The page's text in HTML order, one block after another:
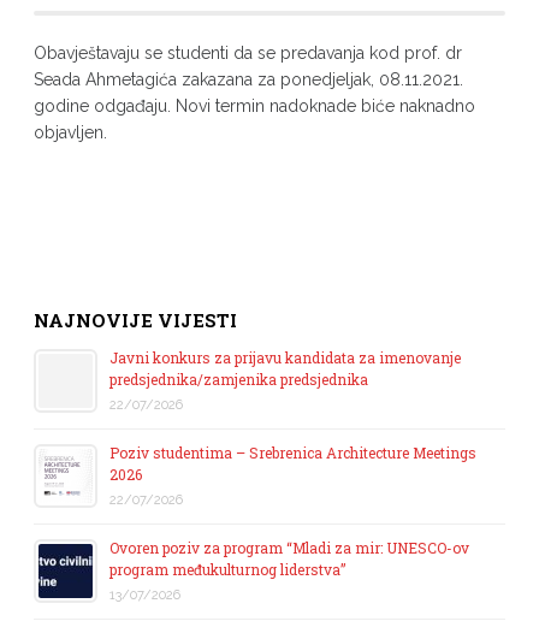
Obavještavaju se studenti da se predavanja kod prof. dr
Seada Ahmetagića zakazana za ponedjeljak, 08.11.2021.
godine odgađaju. Novi termin nadoknade biće naknadno
objavljen.
NAJNOVIJE VIJESTI
Javni konkurs za prijavu kandidata za imenovanje
predsjednika/zamjenika predsjednika
22/07/2026
Poziv studentima – Srebrenica Architecture Meetings
2026
22/07/2026
Ovoren poziv za program “Mladi za mir: UNESCO-ov
program međukulturnog liderstva”
13/07/2026